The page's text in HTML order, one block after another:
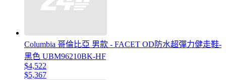
Columbia 哥倫比亞 男款 - FACET OD防水超彈力健走鞋-
黑色 UBM96210BK-HF
$4,522
$5,367